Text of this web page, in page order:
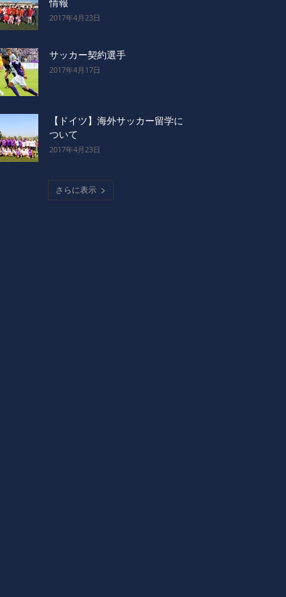
情報
2017年4月23日
サッカー契約選手
2017年4月17日
【ドイツ】海外サッカー留学に
ついて
2017年4月23日
さらに表示